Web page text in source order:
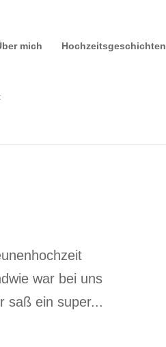
mich Hochzeitsgeschichten
war bei uns
saß ein super...